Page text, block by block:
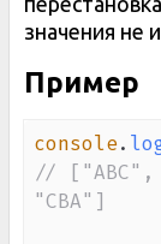
значения не
Пример
console.
// ["ABC",
"CBA"]